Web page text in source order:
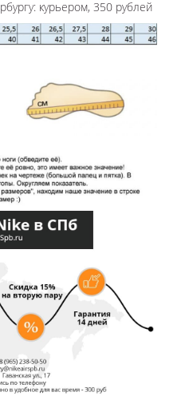
курьером, 350 рублей